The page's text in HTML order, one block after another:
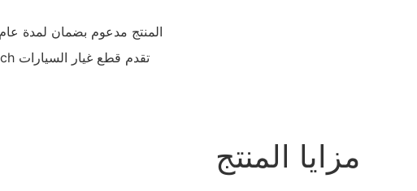
مزايا المنتج